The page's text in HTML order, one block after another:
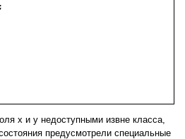
x и y недоступными извне класса,
предусмотрели специальные